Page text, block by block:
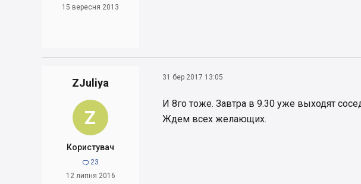
15 вересня 2013
ZJuliya
Z
Користувач
 23
12 липня 2016
31 бер 2017 13:05
И 8го тоже. Завтра в 9.30 уже выходят
Ждем всех желающих.